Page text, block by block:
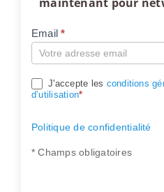
Compte
Email*
J'accepte les conditions
d’utilisation*
Politique de confidentialité
* Champs obligatoires